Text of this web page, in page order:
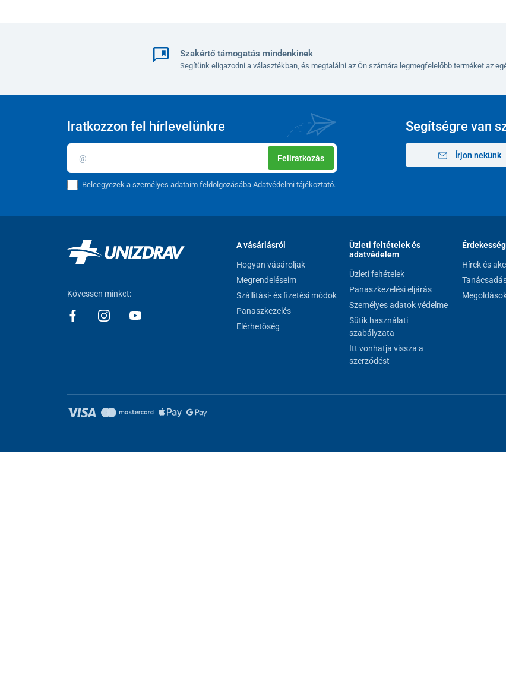
Szakértő támogatás mindenkinek
Segítünk eligazodni a választékban, és megtalálni az Ön számára legmegfelelőbb terméket az
Segítségre van
Írjon nekünk
Iratkozzon fel hírlevelünkre
Feliratkozás
Beleegyezek a személyes adataim feldolgozásába Adatvédelmi tájékoztató.
Kövessen minket:
A vásárlásról
Hogyan vásároljak
Megrendeléseim
Szállítási- és fizetési módok
Panaszkezelés
Elérhetőség
Üzleti feltételek és
adatvédelem
Üzleti feltételek
Panaszkezelési eljárás
Személyes adatok védelme
Sütik használati
szabályzata
Itt vonhatja vissza a
szerződést
Hírek és